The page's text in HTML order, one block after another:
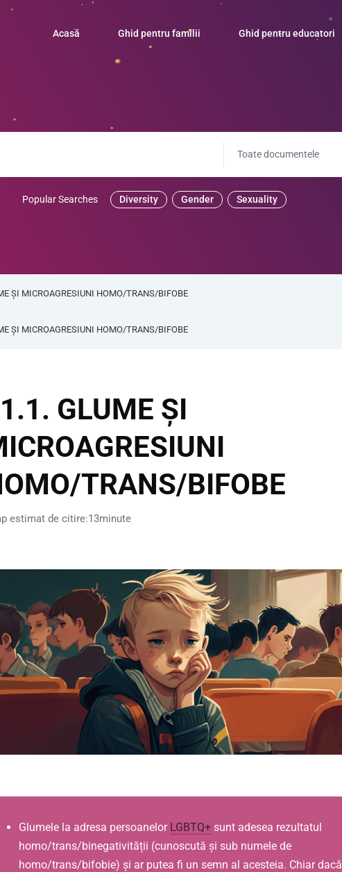
Acasă Ghid pentru familii Ghid pentru educatori
Toate documentele
Popular Searches Diversity Gender Sexuality
ȘI MICROAGRESIUNI HOMO/TRANS/BIFOBE
ȘI MICROAGRESIUNI HOMO/TRANS/BIFOBE
GLUME ȘI
TRANS/BIFOBE
estimat de citire:13minute
Glumele la adresa persoanelor LGBTQ+ sunt adesea rezultatul
homo/trans/binegativității (cunoscută și sub numele de
homo/trans/bifobie) și ar putea fi un semn al acesteia. Chiar dacă